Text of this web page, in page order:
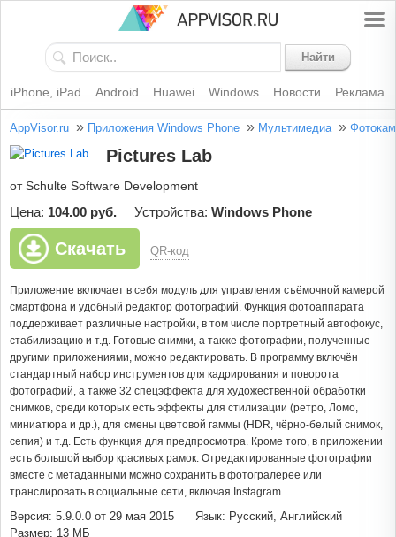
Найти
iPhone, iPad Android Huawei Windows Новости Реклама
AppVisor.ru » Приложения Windows Phone » Мультимедиа »
Pictures Lab
от Schulte Software Development
Цена: 104.00 руб. Устройства: Windows Phone
Скачать QR-код
Приложение включает в себя модуль для управления съёмочной камерой
смартфона и удобный редактор фотографий. Функция фотоаппарата
поддерживает различные настройки, в том числе портретный автофокус,
стабилизацию и т.д. Готовые снимки, а также фотографии, полученные
другими приложениями, можно редактировать. В программу включён
стандартный набор инструментов для кадрирования и поворота
фотографий, а также 32 спецэффекта для художественной обработки
снимков, среди которых есть эффекты для стилизации (ретро, Ломо,
миниатюра и др.), для смены цветовой гаммы (HDR, чёрно-белый снимок,
сепия) и т.д. Есть функция для предпросмотра. Кроме того, в приложении
есть большой выбор красивых рамок. Отредактированные фотографии
вместе с метаданными можно сохранить в фотогралерее или
транслировать в социальные сети, включая Instagram.
Версия: 5.9.0.0 от 29 мая 2015
Язык: Русский, Английский
Размер: 13 МБ